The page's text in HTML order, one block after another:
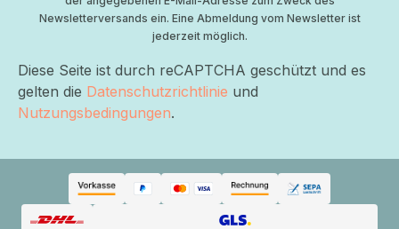
Newsletterversands ein. Eine Abmeldung vom Newsletter ist
jederzeit möglich.
Diese Seite ist durch reCAPTCHA geschützt und es
gelten die Datenschutzrichtlinie und
Nutzungsbedingungen.